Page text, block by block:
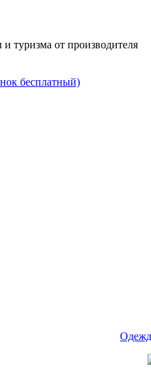
туризма от производителя
бесплатный)